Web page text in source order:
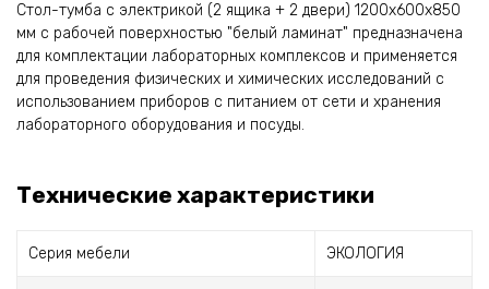
Стол-тумба с электрикой (2 ящика + 2 двери) 1200x600x850
мм с рабочей поверхностью "белый ламинат" предназначена
для комплектации лабораторных комплексов и применяется
для проведения физических и химических исследований с
использованием приборов с питанием от сети и хранения
лабораторного оборудования и посуды.
Технические характеристики
Серия мебели ЭКОЛОГИЯ